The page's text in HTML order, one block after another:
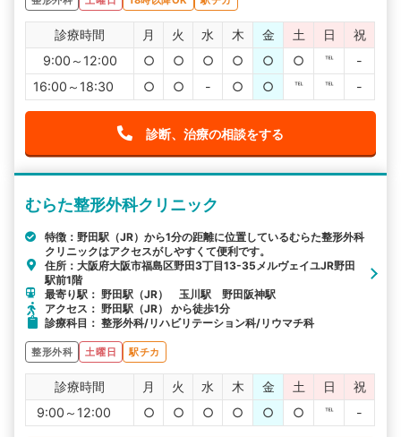
診療時間 月 火 水 木 金 土 日
祝
9:00～12:00
○ ○ ○ ○ ○ ○ ℡
-
16:00～18:30
○ ○ - ○ ○ ℡ ℡ -
診断、治療の相談をする
むらた整形外科クリニック
特徴：野田駅（JR）から1分の距離に位置しているむらた整形外科
クリニックはアクセスがしやすくて便利です。
住所：大阪府大阪市福島区野田3丁目13-35メルヴェイユJR野田
駅前1階
最寄り駅： 野田駅（JR） 玉川駅 野田阪神駅
アクセス： 野田駅（JR） から徒歩1分
診療科目： 整形外科/リハビリテーション科/リウマチ科
整形外科 土曜日 駅チカ
診療時間 月 火 水 木 金 土 日
祝
9:00～12:00
○ ○ ○ ○ ○ ○ ℡ -